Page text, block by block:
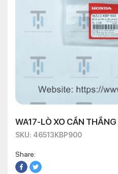
WA17-LÒ XO CẦN THẮNG
SKU: 46513KBP900
Share: